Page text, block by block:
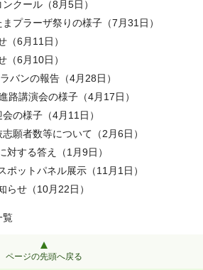
クール（8月5日）
プラーザ祭りの様子（7月31日）
（6月11日）
（6月10日）
バンの報告（4月28日）
路講演会の様子（4月17日）
の様子（4月11日）
願者数等について（2月6日）
対する答え（1月9日）
ポットパネル展示（11月1日）
らせ（10月22日）
覧
ページの先頭へ戻る